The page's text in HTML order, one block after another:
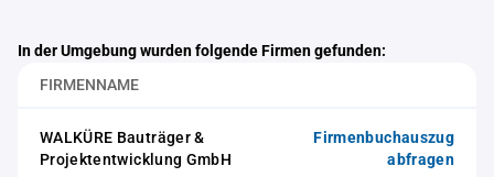
In der Umgebung wurden folgende Firmen gefunden:
FIRMENNAME
WALKÜRE Bauträger &
Projektentwicklung GmbH
Firmenbuchauszug
abfragen